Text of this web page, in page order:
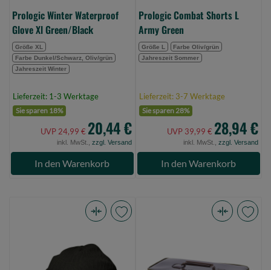
Prologic Winter Waterproof
Glove Xl Green/Black
Größe XL
Farbe Dunkel/Schwarz, Oliv/grün
Jahreszeit Winter
Lieferzeit: 1-3 Werktage
Sie sparen 18%
UVP 24,99 € 20,44 €
inkl. MwSt., zzgl. Versand
In den Warenkorb
Prologic Combat Shorts L
Army Green
Größe L
Farbe Oliv/grün
Jahreszeit Sommer
Lieferzeit: 3-7 Werktage
Sie sparen 28%
UVP 39,99 € 28,94 €
inkl. MwSt., zzgl. Versand
In den Warenkorb